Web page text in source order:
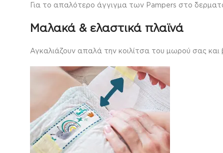
Για το απαλότερο άγγιγμα των Pampers στο
Μαλακά & ελαστικά πλαϊνά
Αγκαλιάζουν απαλά την κοιλίτσα του μωρού σας